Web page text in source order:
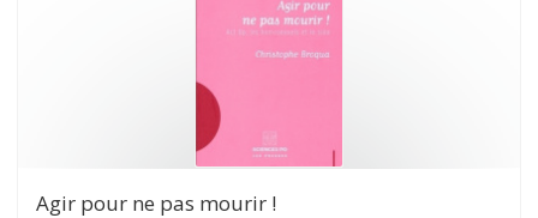
Agir pour ne pas mourir !